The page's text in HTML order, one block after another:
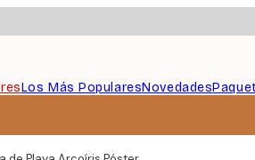
Los Más PopularesNovedades